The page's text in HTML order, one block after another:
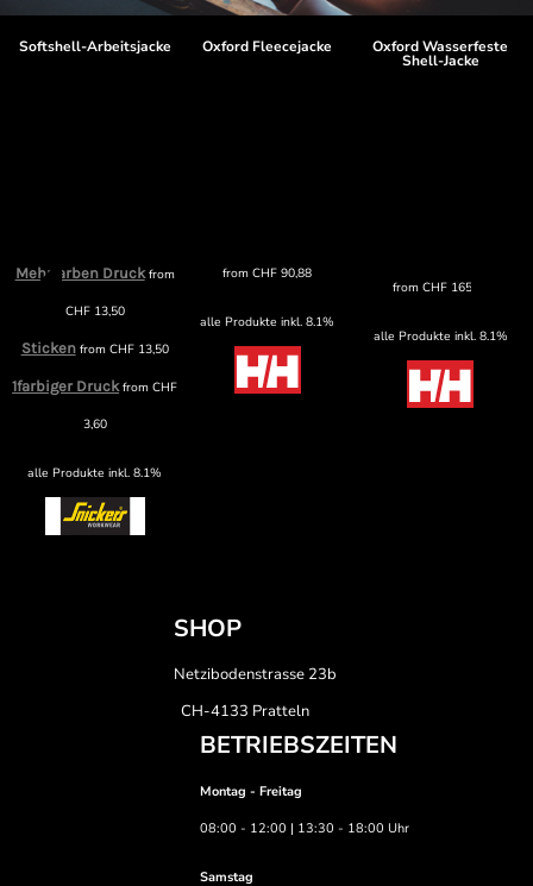
Softshell-Arbeitsjacke
Mehrfarben Druckfrom
CHF13,50
Stickenfrom CHF13,50
1farbiger DruckfromCHF
3,60
alle Produkte inkl. 8.1%
Oxford Fleecejacke
fromCHF 90,88
alle Produkte inkl. 8.1%
Oxford Wasserfeste
Shell-Jacke
from CHF165,89
alle Produkte inkl. 8.1%
SHOP
Netzibodenstrasse 23b
CH-4133 Pratteln
BETRIEBSZEITEN
Montag - Freitag
08:00 - 12:00 | 13:30 - 18:00 Uhr
Samstag